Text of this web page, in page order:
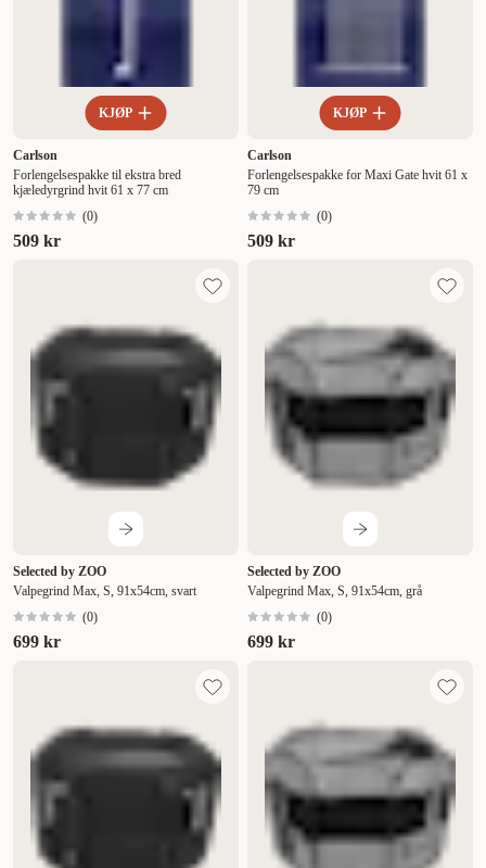
KJØP
Carlson
Forlengelsespakke til ekstra bred
kjæledyrgrind hvit 61 x 77 cm
(0)
509 kr
KJØP
Carlson
Forlengelsespakke for Maxi Gate hvit 61 x
79 cm
(0)
509 kr
Selected by ZOO
Valpegrind Max, S, 91x54cm, svart
(0)
699 kr
Selected by ZOO
Valpegrind Max, S, 91x54cm, grå
(0)
699 kr